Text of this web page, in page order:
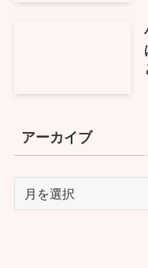
アーカイブ